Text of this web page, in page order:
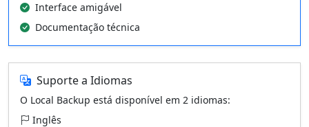
Interface amigável
Documentação técnica
Suporte a Idiomas
O Local Backup está disponível em 2 idiomas:
Inglês